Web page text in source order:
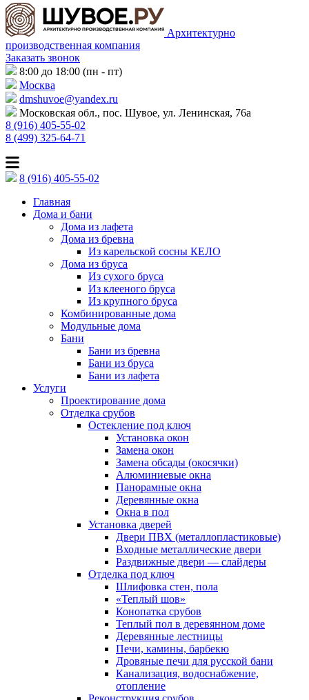
Архитектурно
производственная компания
Заказать звонок
8:00 до 18:00 (пн - пт)
Москва
dmshuvoe@yandex.ru
Московская обл., пос. Шувое, ул. Ленинская, 76а
8 (916) 405-55-02
8 (499) 325-64-71
8 (916) 405-55-02
Главная
Дома и бани
Дома из лафета
Дома из бревна
Из карельской сосны КЕЛО
Дома из бруса
Из сухого бруса
Из клееного бруса
Из крупного бруса
Комбинированные дома
Модульные дома
Бани
Бани из бревна
Бани из бруса
Бани из лафета
Услуги
Проектирование дома
Отделка срубов
Остекление под ключ
Установка окон
Замена окон
Замена обсады (окосячки)
Алюминиевые окна
Панорамные окна
Деревянные окна
Окна в пол
Установка дверей
Двери ПВХ (металлопластиковые)
Входные металлические двери
Раздвижные двери — слайдеры
Отделка под ключ
Шлифовка стен, пола
«Теплый шов»
Конопатка срубов
Теплый пол в деревянном доме
Деревянные лестницы
Печи, камины, барбекю
Дровяные печи для русской бани
Канализация, водоснабжение,
отопление